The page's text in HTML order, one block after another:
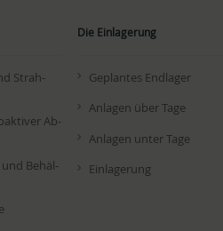
Strah­
Ab­
Be­häl­
Die Einlagerung
Ge­plan­tes End­la­ger
An­la­gen über Ta­ge
An­la­gen un­ter Ta­ge
Ein­la­ge­rung